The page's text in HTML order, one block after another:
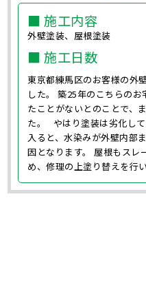
■ 施工内容
外壁塗装、屋根塗装
■ 施工日数
東京都練馬区のお客様の外
した。 築25年のこちらの
たことがないとのことで、
た。 やはり塗装は劣化し
入ると、水染みが外壁内部
因となります。 屋根もスレ
め、修理の上塗り替えを行